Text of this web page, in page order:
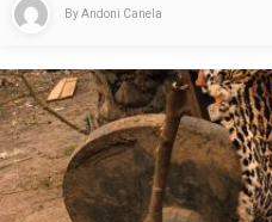
ByAndoni Canela